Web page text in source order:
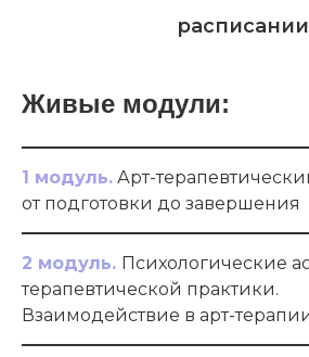
расписании
Живые модули:
1 модуль. Арт-
от подготовки до завершения
2 модуль. Психологические
терапевтической практики.
Взаимодействие в арт-